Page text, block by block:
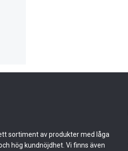
sortiment av produkter med låga
hög kundnöjdhet. Vi finns även